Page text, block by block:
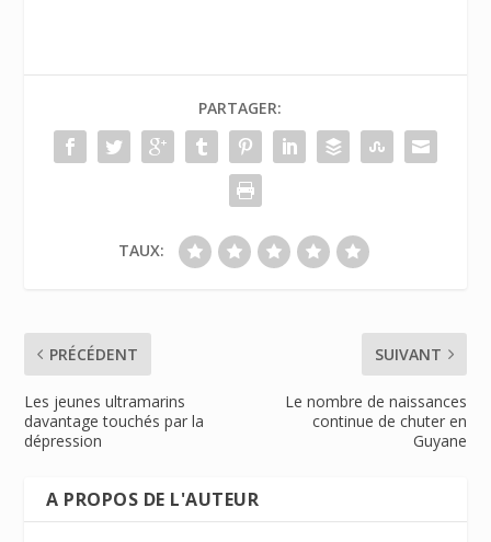
PARTAGER:
TAUX:
PRÉCÉDENT
Les jeunes ultramarins
davantage touchés par la
dépression
SUIVANT
Le nombre de naissances
continue de chuter en
Guyane
A PROPOS DE L'AUTEUR